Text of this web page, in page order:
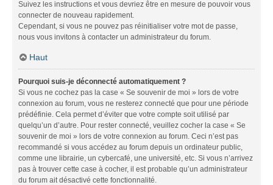
Suivez les instructions et vous devriez être en mesure de pouvoir vous
connecter de nouveau rapidement.
Cependant, si vous ne pouvez pas réinitialiser votre mot de passe,
nous vous invitons à contacter un administrateur du forum.
Haut
Pourquoi suis-je déconnecté automatiquement ?
Si vous ne cochez pas la case « Se souvenir de moi » lors de votre
connexion au forum, vous ne resterez connecté que pour une période
prédéfinie. Cela permet d’éviter que votre compte soit utilisé par
quelqu’un d’autre. Pour rester connecté, veuillez cocher la case « Se
souvenir de moi » lors de votre connexion au forum. Ceci n’est pas
recommandé si vous accédez au forum depuis un ordinateur public,
comme une librairie, un cybercafé, une université, etc. Si vous n’arrivez
pas à trouver cette case à cocher, il est probable qu’un administrateur
du forum ait désactivé cette fonctionnalité.